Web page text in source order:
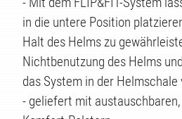
in die untere Position
Halt des Helms zu
Nichtbenutzung des Helms
das System in der
- geliefert mit